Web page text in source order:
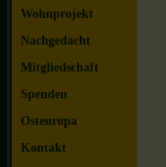
Wohnprojekt
Nachgedacht
Mitgliedschaft
Spenden
Osteuropa
Kontakt